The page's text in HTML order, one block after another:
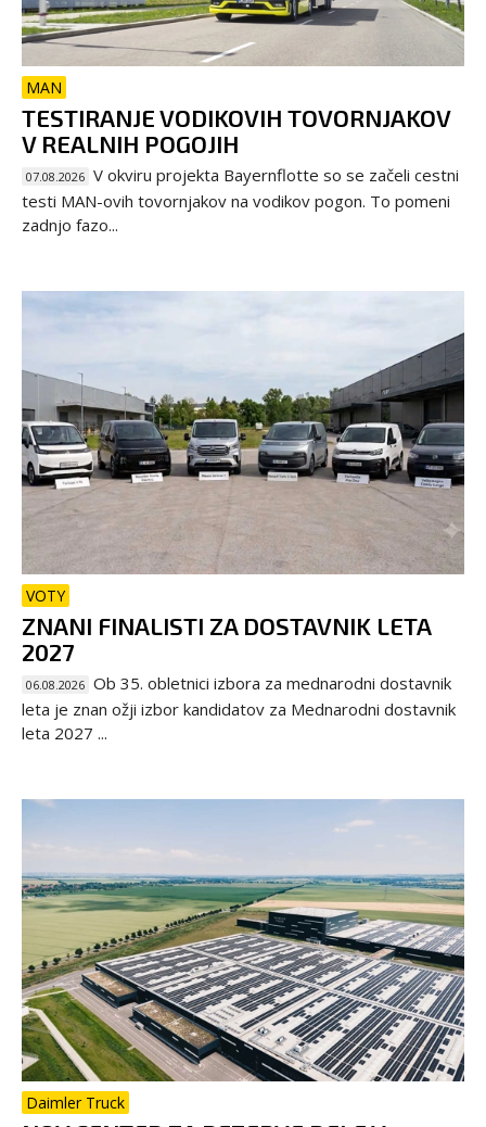
MAN
TESTIRANJE VODIKOVIH TOVORNJAKOV
V REALNIH POGOJIH
07.08.2026 V okviru projekta Bayernflotte so se začeli cestni
testi MAN-ovih tovornjakov na vodikov pogon. To pomeni
zadnjo fazo...
VOTY
ZNANI FINALISTI ZA DOSTAVNIK LETA
2027
06.08.2026 Ob 35. obletnici izbora za mednarodni dostavnik
leta je znan ožji izbor kandidatov za Mednarodni dostavnik
leta 2027 ...
Daimler Truck